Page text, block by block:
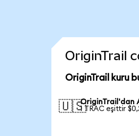
OriginTrail
OriginTrail kuru
🇺🇸OriginTrail'dan
1 TRAC eşittir